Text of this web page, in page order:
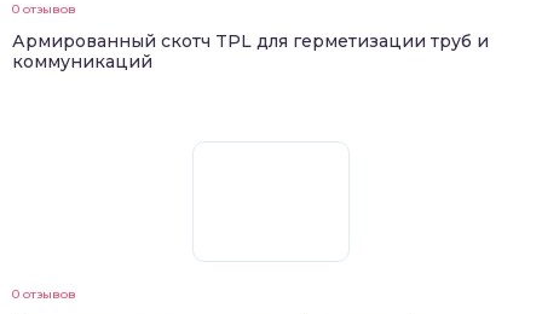
0 отзывов
Армированный скотч TPL для герметизации труб и
коммуникаций
0 отзывов